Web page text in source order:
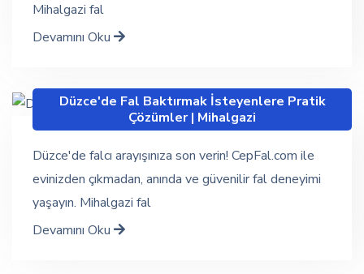
Mihalgazi fal
Devamını Oku
Düzce'de Fal Baktırmak İsteyenlere Pratik
Çözümler | Mihalgazi
Düzce'de falcı arayışınıza son verin! CepFal.com ile
evinizden çıkmadan, anında ve güvenilir fal deneyimi
yaşayın. Mihalgazi fal
Devamını Oku